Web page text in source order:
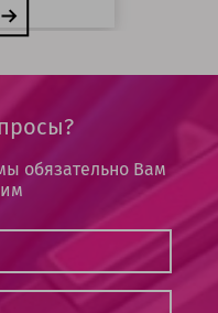
обязательно Вам